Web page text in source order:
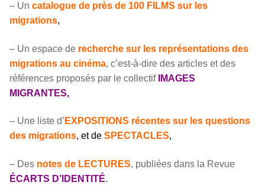
– Un catalogue de près de 100 FILMS sur les
migrations,
– Un espace de recherche sur les représentations des
migrations au cinéma, c’est-à-dire des articles et des
références proposés par le collectif IMAGES
MIGRANTES,
– Une liste d’ EXPOSITIONS récentes sur les questions
des migrations, et de SPECTACLES,
– Des notes de LECTURES, publiées dans la Revue
ÉCARTS D’IDENTITÉ.